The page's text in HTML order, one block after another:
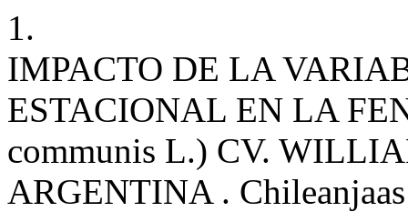
1.
IMPACTO DE LA
ESTACIONAL EN LA
communis L.) CV.
ARGENTINA .